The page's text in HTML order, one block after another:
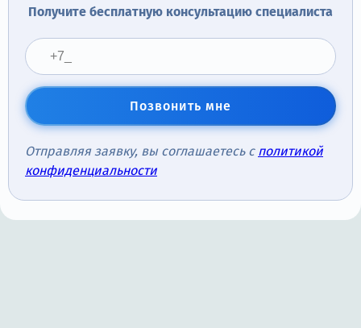
Получите бесплатную консультацию специалиста
Позвонить мне
Отправляя заявку, вы соглашаетесь с политикой
конфиденциальности